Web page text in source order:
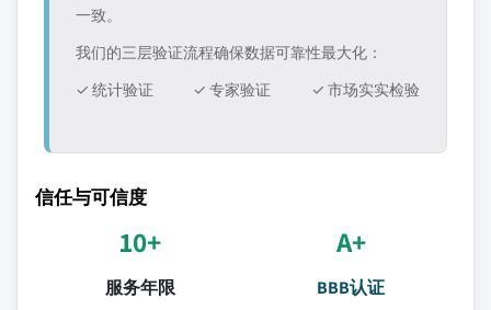
一致。
我们的三层验证流程确保数据可靠性最大化：
✓ 统计验证
✓ 专家验证 ✓ 市场实实检验
信任与可信度
10+
服务年限
A+
BBB认证